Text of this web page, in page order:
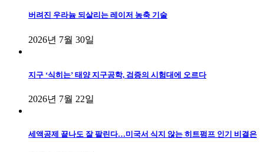
버려진 우라늄 되살리는 레이저 농축 기술
2026년 7월 30일
지구 ‘식히는’ 태양 지구공학, 검증의 시험대에 오르다
2026년 7월 22일
세액공제 끝나도 잘 팔린다…미국서 식지 않는 히트펌프 인기 비결은